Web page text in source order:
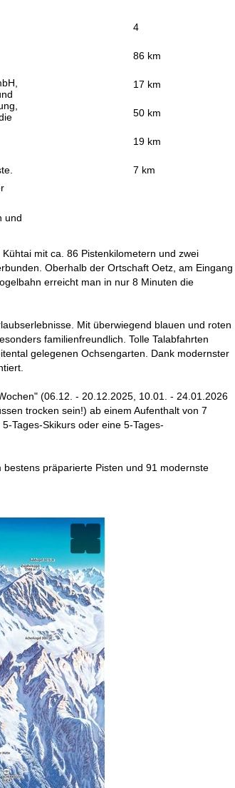
und
4
86 km
17 km
50 km
19 km
7 km
mit ca. 86 Pistenkilometern und zwei
Oberhalb der Ortschaft Oetz, am Eingang
erreicht man in nur 8 Minuten die
Mit überwiegend blauen und roten
familienfreundlich. Tolle Talabfahrten
gelegenen Ochsengarten. Dank modernster
(06.12. - 20.12.2025, 10.01. - 24.01.2026
trocken sein!) ab einem Aufenthalt von 7
Tages-Skikurs oder eine 5-Tages-
präparierte Pisten und 91 modernste